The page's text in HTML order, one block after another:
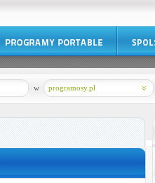
programosy.pl
w